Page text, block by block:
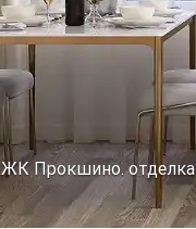
ЖК Прокшино. отделка